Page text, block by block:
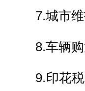
7.城市维
8.车辆购
9.印花税